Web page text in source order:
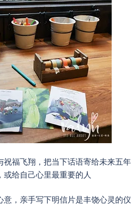
祝福飞翔，把当下话语寄给未来五年
或给自己心里最重要的人
意，亲手写下明信片是丰饶心灵的仪